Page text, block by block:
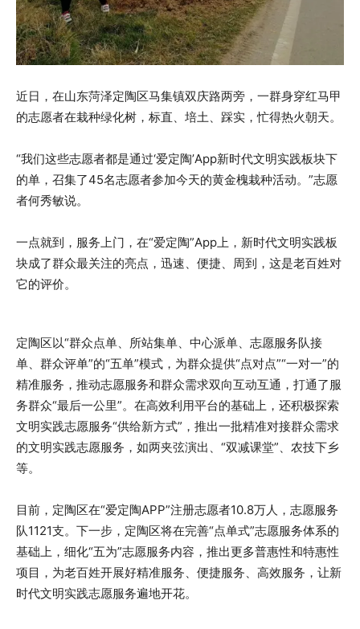
近日，在山东菏泽定陶区马集镇双庆路两旁，一群身穿红马甲
的志愿者在栽种绿化树，标直、培土、踩实，忙得热火朝天。
“我们这些志愿者都是通过‘爱定陶’App新时代文明实践板块下
的单，召集了45名志愿者参加今天的黄金槐栽种活动。”志愿
者何秀敏说。
一点就到，服务上门，在“爱定陶”App上，新时代文明实践板
块成了群众最关注的亮点，迅速、便捷、周到，这是老百姓对
它的评价。
定陶区以“群众点单、所站集单、中心派单、志愿服务队接
单、群众评单”的“五单”模式，为群众提供“点对点”“一对一”的
精准服务，推动志愿服务和群众需求双向互动互通，打通了服
务群众“最后一公里”。在高效利用平台的基础上，还积极探索
文明实践志愿服务“供给新方式”，推出一批精准对接群众需求
的文明实践志愿服务，如两夹弦演出、“双减课堂”、农技下乡
等。
目前，定陶区在“爱定陶APP”注册志愿者10.8万人，志愿服务
队1121支。下一步，定陶区将在完善“点单式”志愿服务体系的
基础上，细化“五为”志愿服务内容，推出更多普惠性和特惠性
项目，为老百姓开展好精准服务、便捷服务、高效服务，让新
时代文明实践志愿服务遍地开花。